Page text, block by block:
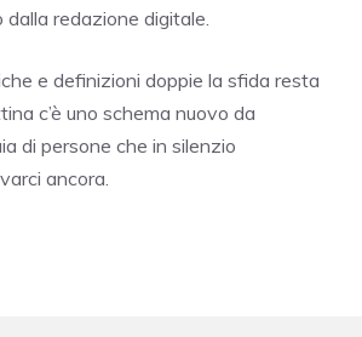
dalla redazione digitale.
e definizioni doppie la sfida resta
c’è uno schema nuovo da
di persone che in silenzio
ancora.